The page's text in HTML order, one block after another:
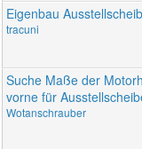
Eigenbau
tracuni
Suche Maße der
vorne für
Wotanschrauber